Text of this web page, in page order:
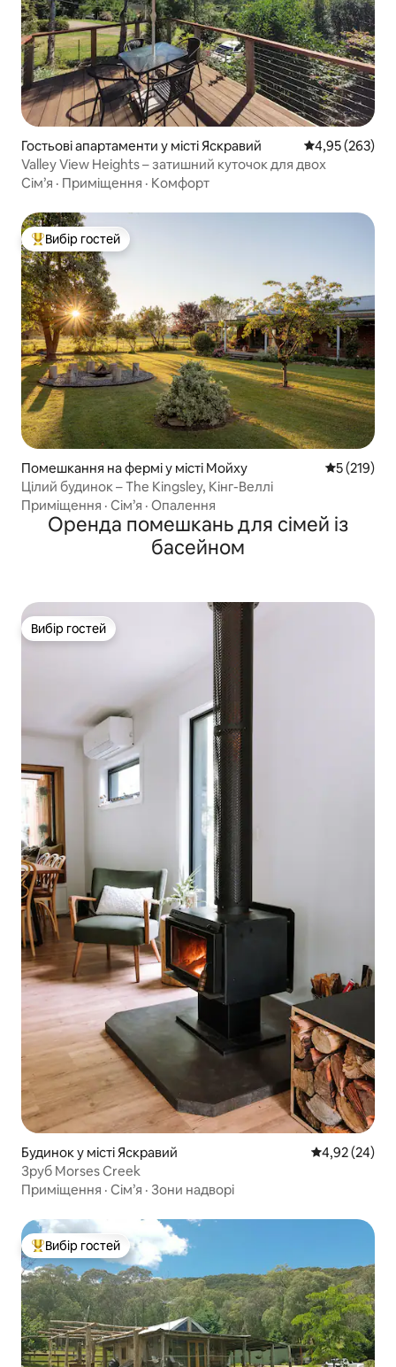
Гостьові апартаменти у місті Яскравий Середня
4,95 (263)
Valley View Heights – затишний куточок для двох
Сім’я · Приміщення · Комфорт
Топ вибір гостей
Вибір гостей
Помешкання на фермі у місті Мойху Середня
5 (219)
Цілий будинок – The Kingsley, Кінг-Веллі
Приміщення · Сім’я · Опалення
Оренда помешкань для сімей із
басейном
Вибір гостей
Вибір гостей
Будинок у місті Яскравий Середня
4,92 (24)
Зруб Morses Creek
Приміщення · Сім’я · Зони надворі
Топ вибір гостей
Вибір гостей